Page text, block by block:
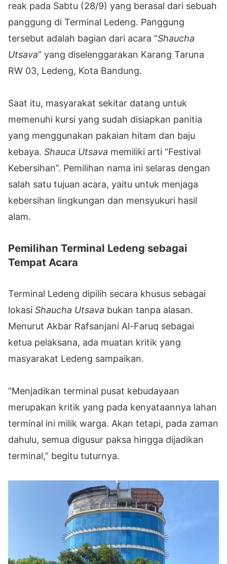
reak pada Sabtu (28/9) yang berasal dari sebuah
panggung di Terminal Ledeng. Panggung
tersebut adalah bagian dari acara “Shaucha
Utsava” yang diselenggarakan Karang Taruna
RW 03, Ledeng, Kota Bandung.
Saat itu, masyarakat sekitar datang untuk
memenuhi kursi yang sudah disiapkan panitia
yang menggunakan pakaian hitam dan baju
kebaya. Shauca Utsava memiliki arti “Festival
Kebersihan”. Pemilihan nama ini selaras dengan
salah satu tujuan acara, yaitu untuk menjaga
kebersihan lingkungan dan mensyukuri hasil
alam.
Pemilihan Terminal Ledeng sebagai
Tempat Acara
Terminal Ledeng dipilih secara khusus sebagai
lokasi Shaucha Utsava bukan tanpa alasan.
Menurut Akbar Rafsanjani Al-Faruq sebagai
ketua pelaksana, ada muatan kritik yang
masyarakat Ledeng sampaikan.
“Menjadikan terminal pusat kebudayaan
merupakan kritik yang pada kenyataannya lahan
terminal ini milik warga. Akan tetapi, pada zaman
dahulu, semua digusur paksa hingga dijadikan
terminal,” begitu tuturnya.